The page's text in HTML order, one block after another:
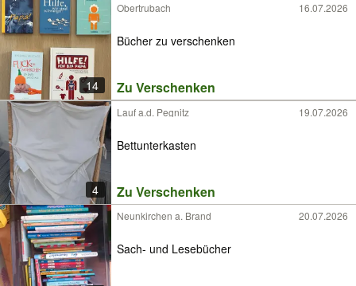
14
Obertrubach 16.07.2026
Bücher zu verschenken
Zu Verschenken
4
Lauf a.d. Pegnitz 19.07.2026
Bettunterkasten
Zu Verschenken
Neunkirchen a. Brand 20.07.2026
Sach- und Lesebücher